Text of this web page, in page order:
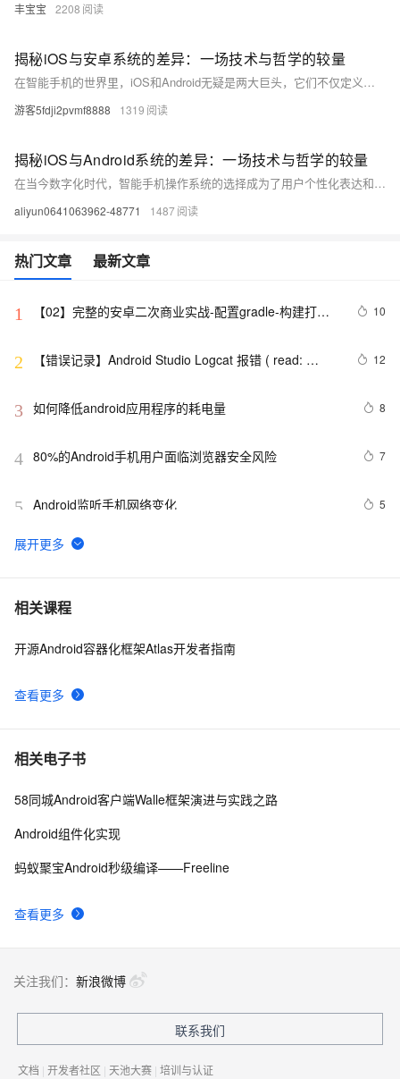
丰宝宝 2208
揭秘iOS与安卓系统的差异：一场技术与哲学的较量
在智能手机的世界里，iOS和Android无疑是两大巨头，它们不仅定义了操作系统的标准，也深刻影响了全球数亿用户的日常生活。本文旨在探讨这两个平台在设计理念、用户体验、生态系统及安全性等方面的本质区别，揭示它们背后的技术哲学和市场策略。通过对比分析，我们将发现，选择iOS或Android，不仅仅是选择一个操作系统，更是选择了一种生活方式和技术信仰。
游客5fdji2pvmf8888 1319
揭秘iOS与Android系统的差异：一场技术与哲学的较量
在当今数字化时代，智能手机操作系统的选择成为了用户个性化表达和技术偏好的重要标志。iOS和Android，作为市场上两大主流操作系统，它们之间的竞争不仅仅是技术的比拼，更是设计理念、用户体验和生态系统构建的全面较量。本文将深入探讨iOS与Android在系统架构、应用生态、用户界面及安全性等方面的本质区别，揭示这两种系统背后的哲学思想和市场策略，帮助读者更全面地理解两者的优劣，从而做出更适合自己的选择。
aliyun0641063962-48771 1487
热门文章 最新文章
1
【02】完整的安卓二次商业实战-配置gradle-构建打包
10
2
【错误记录】Android Studio Logcat 报错 ( read:
12
3 如何降低android应用程序的耗电量 8
4 80%的Android手机用户面临浏览器安全风险 7
5 Android监听手机网络变化 5
6
Android Application Foundamentals(yaozq翻译，仅供
7 Android中startActivity中的permission检测与UID机制
8 【Magisk模块】禁用Android 11-12应用文件夹限制
9 Android Socket与服务器通信通用Demo
10
户同步 | 源码资源 )（一）
相关课程
查看更多
开源Android容器化框架Atlas开发者指南
相关电子书
查看更多
58同城Android客户端Walle框架演进与实践之路
Android组件化实现
蚂蚁聚宝Android秒级编译——Freeline
关注我们： 新浪微博
联系我们
文档 | 开发者社区 | 天池大赛 | 培训与认证